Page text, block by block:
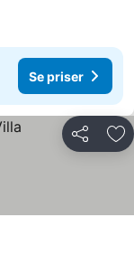
Se priser
Del